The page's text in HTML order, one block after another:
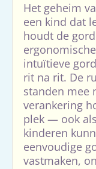
Het geheim
een kind dat
houdt de
intuïtieve
rit na rit. De
standen mee
verankering
plek — ook
kinderen
eenvoudige
vastmaken,